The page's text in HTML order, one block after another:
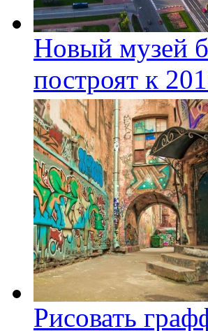
Новый музей
построят к
Рисовать